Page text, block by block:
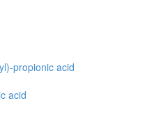
propionic acid
acid